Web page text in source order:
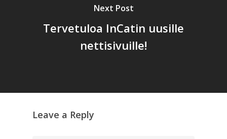
Next Post
Tervetuloa InCatin uusille
nettisivuille!
Leave a Reply